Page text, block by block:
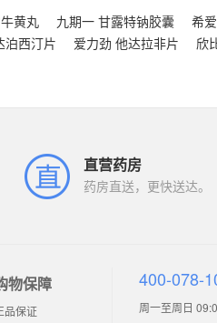
黄丸 九期一 甘露特钠胶囊 希
泊西汀片 爱力劲 他达拉非片 欣
直营药房
药房直送，更快送达。
物保障
品保证
400-078-
周一至周日